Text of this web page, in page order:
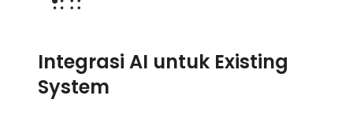
Integrasi AI untuk Existing
System